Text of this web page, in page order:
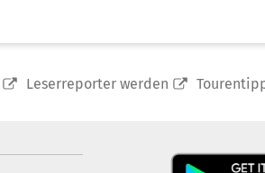
Leserreporter werden